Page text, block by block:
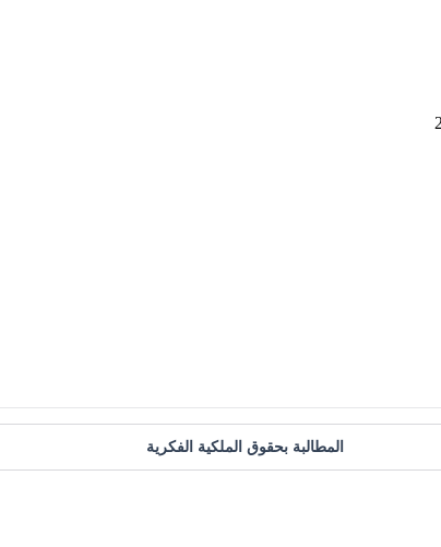
المطالبة بحقوق الملكية الفكرية